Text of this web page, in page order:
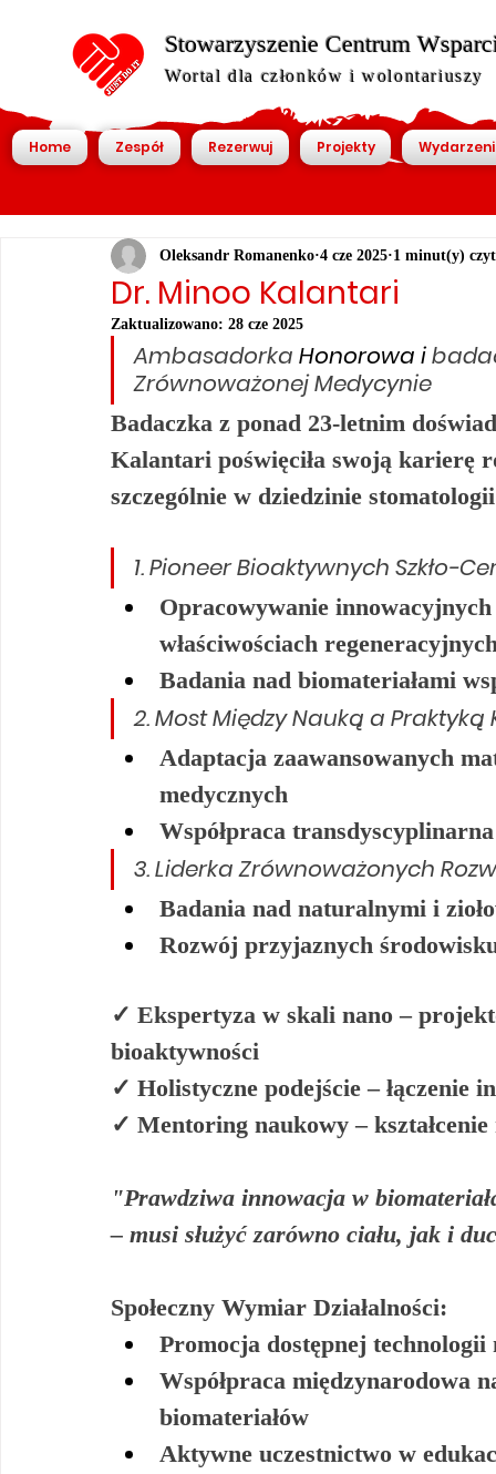
Stowarzyszenie Centrum
Wortal dla członków i wolontariuszy
Home Zespół Rezerwuj Projekty
Dr. Minoo Kalantari
Oleksandr Romanenko 4 cze 2025 1 minut(y)
Zaktualizowano: 28 cze 2025
Ambasadorka Honorowa i
Zrównoważonej Medycynie
Badaczka z ponad 23-letnim
Kalantari poświęciła swoją karierę
szczególnie w dziedzinie
1. Pioneer Bioaktywnych Szkło-
Opracowywanie
właściwościach
Badania nad biomateriałami
2. Most Między Nauką a Praktyką
Adaptacja zaawansowanych
medycznych
Współpraca
3. Liderka Zrównoważonych
Badania nad naturalnymi i
Rozwój przyjaznych
✓ Ekspertyza w skali nano –
bioaktywności
✓ Holistyczne podejście – łączenie
✓ Mentoring naukowy –
"Prawdziwa innowacja w
– musi służyć zarówno ciału, jak i
Społeczny Wymiar Działalności:
Promocja dostępnej technologii
Współpraca międzynarodowa
biomateriałów
Aktywne uczestnictwo w